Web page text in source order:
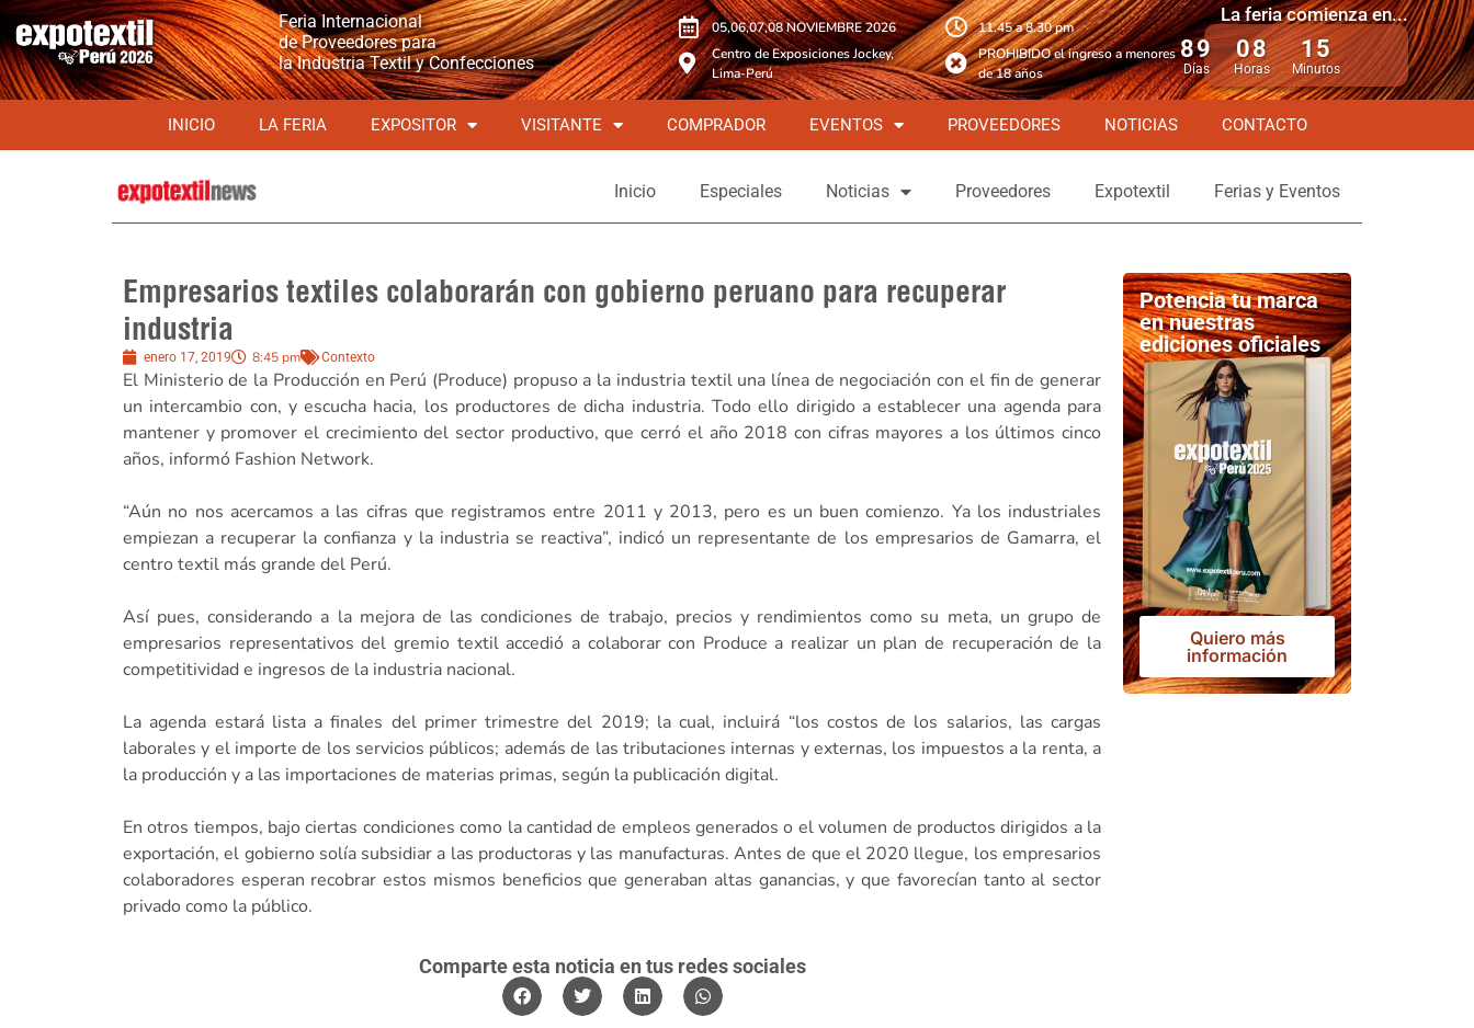
Feria Internacional
de Proveedores para
la Industria Textil y Confecciones
05,06,07,08 NOVIEMBRE 2026
Centro de Exposiciones Jockey,
Lima-Perú
11.45 a 8.30 pm
PROHIBIDO el ingreso a menores
de 18 años
La feria comienza en...
89
Días
08
Horas
15
Minutos
INICIO LA FERIA EXPOSITOR VISITANTE COMPRADOR EVENTOS PROVEEDORES NOTICIAS CONTACTO
Inicio Especiales Noticias Proveedores Expotextil Ferias y Eventos
Empresarios textiles colaborarán con gobierno peruano para recuperar
industria
enero 17, 2019 8:45 pm Contexto
El Ministerio de la Producción en Perú (Produce) propuso a la industria textil una línea de negociación con el fin de generar
un intercambio con, y escucha hacia, los productores de dicha industria. Todo ello dirigido a establecer una agenda para
mantener y promover el crecimiento del sector productivo, que cerró el año 2018 con cifras mayores a los últimos cinco
años, informó Fashion Network.
“Aún no nos acercamos a las cifras que registramos entre 2011 y 2013, pero es un buen comienzo. Ya los industriales
empiezan a recuperar la confianza y la industria se reactiva”, indicó un representante de los empresarios de Gamarra, el
centro textil más grande del Perú.
Así pues, considerando a la mejora de las condiciones de trabajo, precios y rendimientos como su meta, un grupo de
empresarios representativos del gremio textil accedió a colaborar con Produce a realizar un plan de recuperación de la
competitividad e ingresos de la industria nacional.
La agenda estará lista a finales del primer trimestre del 2019; la cual, incluirá “los costos de los salarios, las cargas
laborales y el importe de los servicios públicos; además de las tributaciones internas y externas, los impuestos a la renta, a
la producción y a las importaciones de materias primas, según la publicación digital.
En otros tiempos, bajo ciertas condiciones como la cantidad de empleos generados o el volumen de productos dirigidos a la
exportación, el gobierno solía subsidiar a las productoras y las manufacturas. Antes de que el 2020 llegue, los empresarios
colaboradores esperan recobrar estos mismos beneficios que generaban altas ganancias, y que favorecían tanto al sector
privado como la público.
Comparte esta noticia en tus redes sociales
Potencia tu marca
en nuestras
ediciones oficiales
Quiero más
información